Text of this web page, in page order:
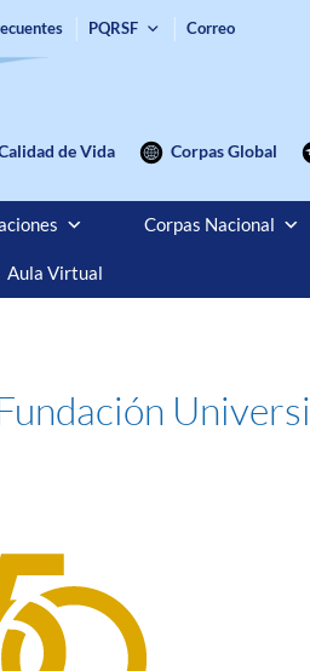
PQRSF Correo
de Vida Corpas Global
Corpas Nacional
Aula Virtual